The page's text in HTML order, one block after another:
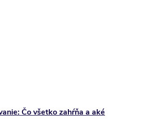
Čo všetko zahŕňa a aké